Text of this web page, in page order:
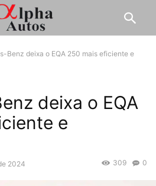
Benz deixa o EQA 250 mais eficiente e
deixa o EQA
e
2024 0
309